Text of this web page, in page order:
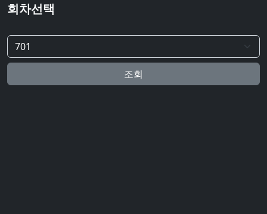
회차선택
조회